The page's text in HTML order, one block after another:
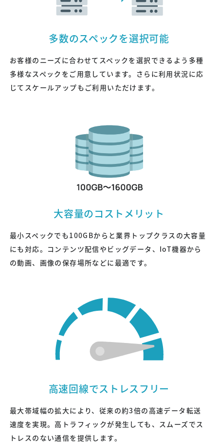
多数のスペックを選択可能
お客様のニーズに合わせてスペックを選択できるよう多種
多様なスペックをご用意しています。さらに利用状況に応
じてスケールアップもご利用いただけます。
大容量のコストメリット
最小スペックでも100GBからと業界トップクラスの大容量
にも対応。コンテンツ配信やビッグデータ、IoT機器から
の動画、画像の保存場所などに最適です。
高速回線でストレスフリー
最大帯域幅の拡大により、従来の約3倍の高速データ転送
速度を実現。高トラフィックが発生しても、スムーズでス
トレスのない通信を提供します。
口座振替でのお支払い